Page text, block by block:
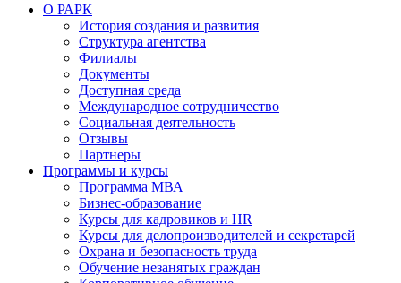
О РАРК
История создания и развития
Структура агентства
Филиалы
Документы
Доступная среда
Международное сотрудничество
Социальная деятельность
Отзывы
Партнеры
Программы и курсы
Программа МВА
Бизнес-образование
Курсы для кадровиков и HR
Курсы для делопроизводителей и секретарей
Охрана и безопасность труда
Обучение незанятых граждан